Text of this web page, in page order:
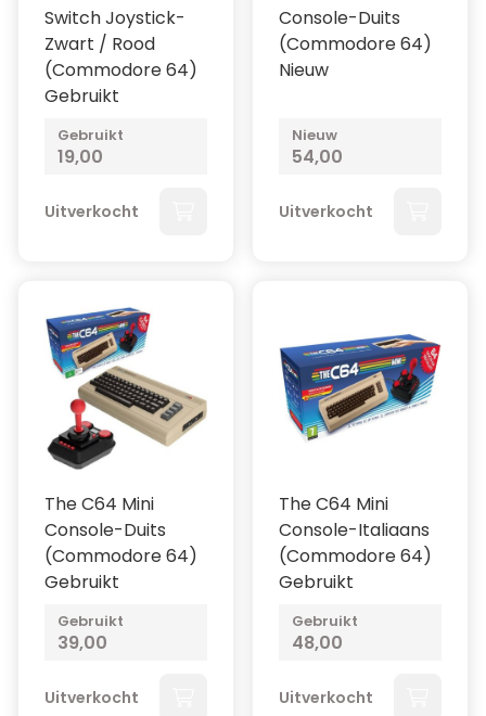
Switch Joystick-
Zwart / Rood
(Commodore 64)
Gebruikt
Gebruikt
19,00
Uitverkocht
Console-Duits
(Commodore 64)
Nieuw
Nieuw
54,00
Uitverkocht
The C64 Mini
Console-Duits
(Commodore 64)
Gebruikt
Gebruikt
39,00
Uitverkocht
The C64 Mini
Console-Italiaans
(Commodore 64)
Gebruikt
Gebruikt
48,00
Uitverkocht